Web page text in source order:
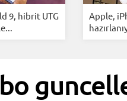
9, hibrit UTG
Apple,